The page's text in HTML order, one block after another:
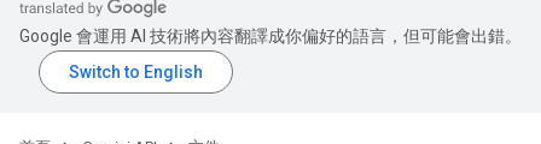
Google 會運用 AI 技術將內容翻譯成你偏好的語言，但可能會出錯。